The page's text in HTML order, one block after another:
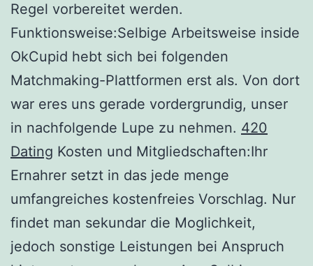
Regel vorbereitet werden.
Funktionsweise:Selbige Arbeitsweise inside
OkCupid hebt sich bei folgenden
Matchmaking-Plattformen erst als. Von dort
war eres uns gerade vordergrundig, unser
in nachfolgende Lupe zu nehmen. 420
Dating Kosten und Mitgliedschaften:Ihr
Ernahrer setzt in das jede menge
umfangreiches kostenfreies Vorschlag. Nur
findet man sekundar die Moglichkeit,
jedoch sonstige Leistungen bei Anspruch